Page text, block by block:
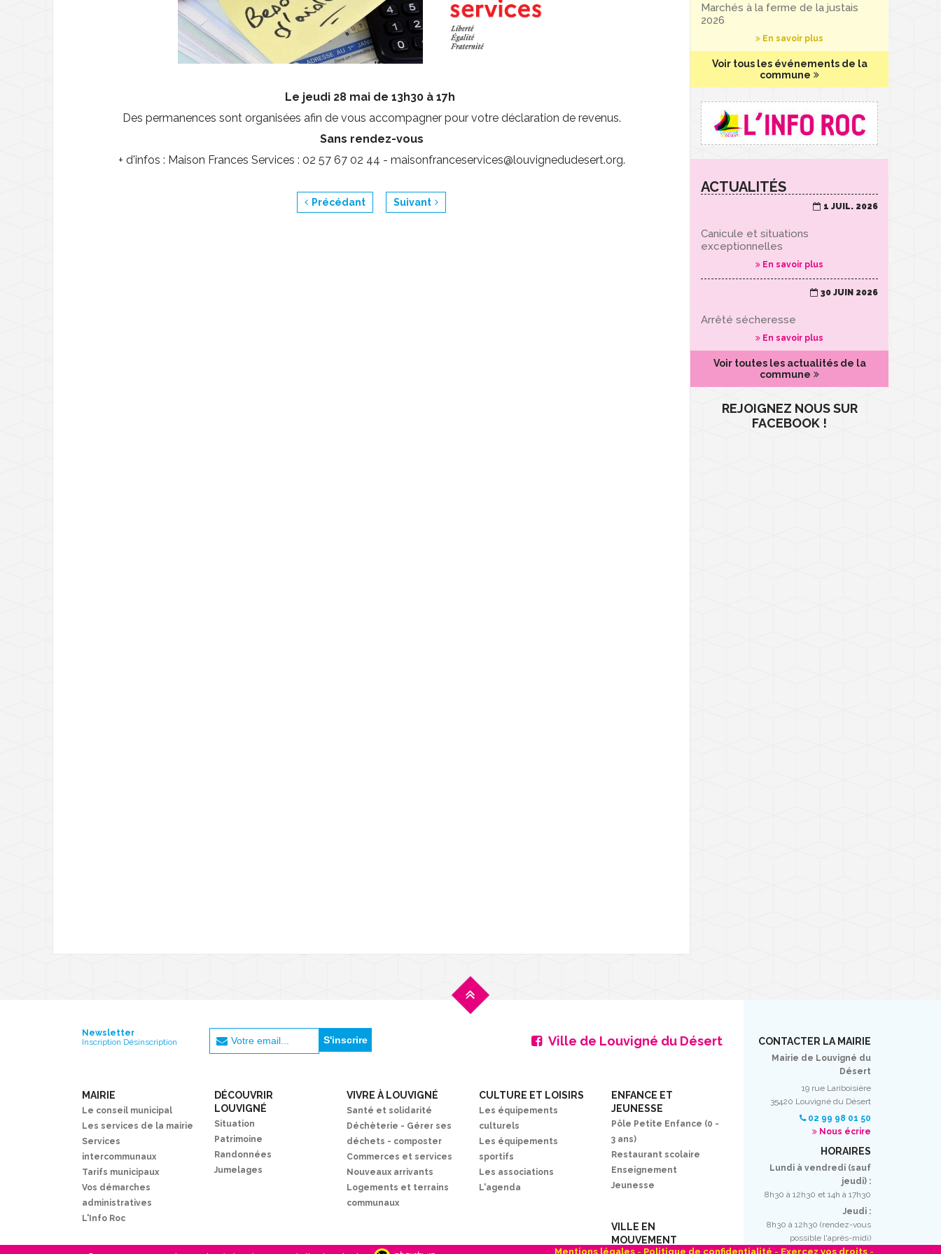
Déchèterie - Gérer ses déchets - composter
Déchets ménagers
Tri sélectif
Compostage
Mon foyer zéro déchet
Transports
Annuaire médical et paramédical
ADMR
Le centre social - L'Oasis
Nouveaux arrivants
Le jeudi 28 mai de 13h30 à 17h
Des permanences sont organisées afin de vous accompagner pour votre déclaration de revenus.
Sans rendez-vous
+ d'infos : Maison Frances Services : 02 57 67 02 44 - maisonfranceservices@louvignedudesert.org.
Précédant Suivant
Marchés à la ferme de la justais
2026
En savoir plus
Voir tous les événements de la
commune
ACTUALITÉS
1 JUIL. 2026
Canicule et situations
exceptionnelles
En savoir plus
30 JUIN 2026
Arrêté sécheresse
En savoir plus
Voir toutes les actualités de la
commune
REJOIGNEZ NOUS SUR
FACEBOOK !
Newsletter
Inscription Désinscription
Ville de Louvigné du Désert
MAIRIE
Le conseil municipal
Les services de la mairie
Services
intercommunaux
Tarifs municipaux
Vos démarches
administratives
L'Info Roc
DÉCOUVRIR
LOUVIGNÉ
Situation
Patrimoine
Randonnées
Jumelages
VIVRE À LOUVIGNÉ
Santé et solidarité
Déchèterie - Gérer ses
déchets - composter
Commerces et services
Nouveaux arrivants
Logements et terrains
communaux
CULTURE ET LOISIRS
Les équipements
culturels
Les équipements
sportifs
Les associations
L'agenda
ENFANCE ET
JEUNESSE
Pôle Petite Enfance (0 -
3 ans)
Restaurant scolaire
Enseignement
Jeunesse
VILLE EN
MOUVEMENT
CONTACTER LA MAIRIE
Mairie de Louvigné du
Désert
19 rue Lariboisière
35420 Louvigné du Désert
02 99 98 01 50
Nous écrire
HORAIRES
Lundi à vendredi (sauf
jeudi) :
8h30 à 12h30 et 14h à 17h30
Jeudi :
8h30 à 12h30 (rendez-vous
possible l'après-midi)
Mentions légales - Politique de confidentialité - Exercez vos droits -